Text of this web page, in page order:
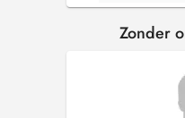
Zonder